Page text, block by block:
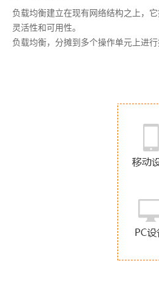
负载均衡建立在现有网络结构之上，
灵活性和可用性。
负载均衡，分摊到多个操作单元上进